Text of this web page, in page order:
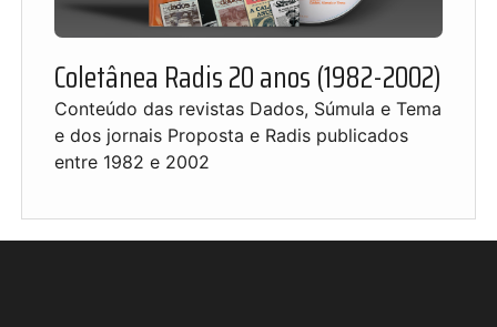
Coletânea Radis 20 anos (1982-2002)
Conteúdo das revistas Dados, Súmula e Tema
e dos jornais Proposta e Radis publicados
entre 1982 e 2002